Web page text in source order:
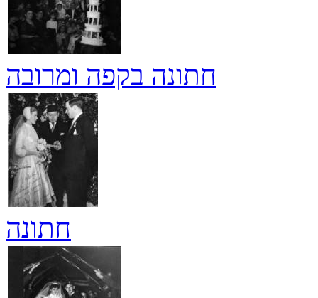
חתונה בקפה ומרובה
חתונה